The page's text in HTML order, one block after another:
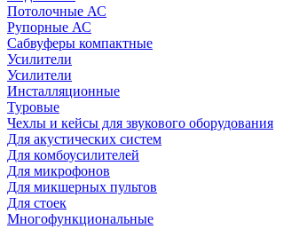
Потолочные АС
Рупорные АС
Сабвуферы компактные
Усилители
Усилители
Инсталляционные
Туровые
Чехлы и кейсы для звукового оборудования
Для акустических систем
Для комбоусилителей
Для микрофонов
Для микшерных пультов
Для стоек
Многофункциональные